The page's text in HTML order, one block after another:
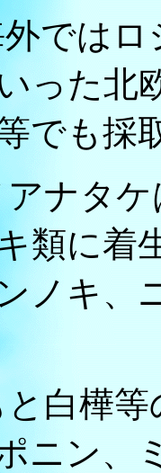
では
った北
でも採
アナタ
類に着
ノキ、
白樺
ニン、